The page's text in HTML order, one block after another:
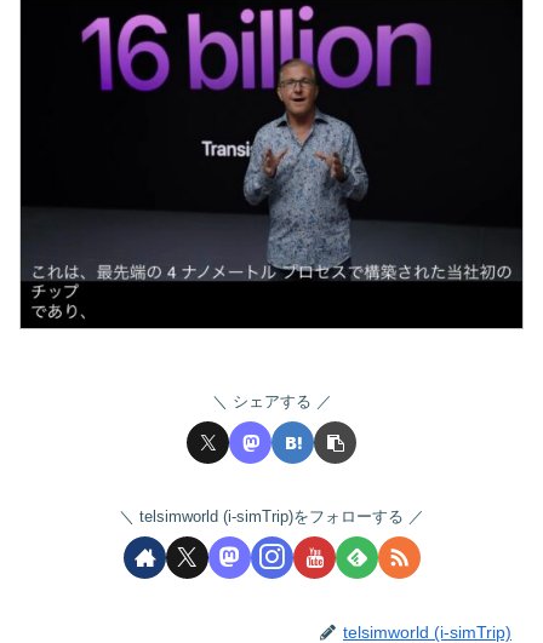
シェアする
telsimworld (i-simTrip)をフォローする
telsimworld (i-simTrip)